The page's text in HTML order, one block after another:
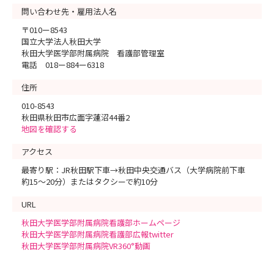
問い合わせ先・雇用法人名
〒010ー8543
国立大学法人秋田大学
秋田大学医学部附属病院 看護部管理室
電話 018ー884ー6318
住所
010-8543
秋田県秋田市広面字蓮沼44番2
地図を確認する
アクセス
最寄り駅：JR秋田駅下車→秋田中央交通バス（大学病院前下車
約15～20分）またはタクシーで約10分
URL
秋田大学医学部附属病院看護部ホームページ
秋田大学医学部附属病院看護部広報twitter
秋田大学医学部附属病院VR360°動画